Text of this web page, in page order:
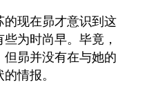
现在昴才意识到这
为时尚早。毕竟，
昴并没有在与她的
情报。